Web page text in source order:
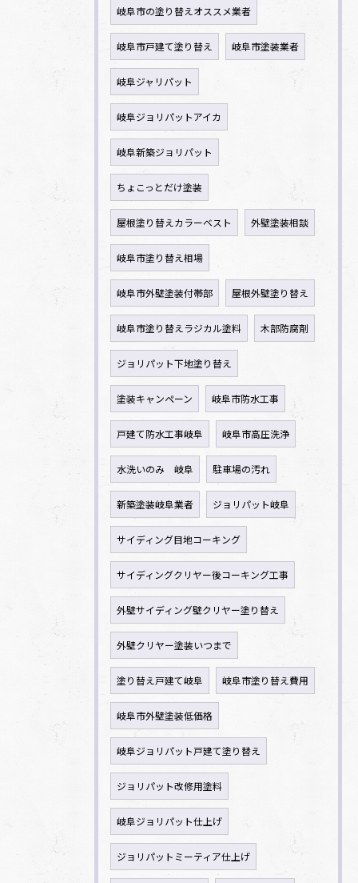
岐阜市の塗り替えオススメ業者
岐阜市戸建て塗り替え 岐阜市塗装業者
岐阜ジャリパット
岐阜ジョリパットアイカ
岐阜新築ジョリパット
ちょこっとだけ塗装
屋根塗り替えカラーベスト 外壁塗装相談
岐阜市塗り替え相場
岐阜市外壁塗装付帯部 屋根外壁塗り替え
岐阜市塗り替えラジカル塗料 木部防腐剤
ジョリパット下地塗り替え
塗装キャンペーン 岐阜市防水工事
戸建て防水工事岐阜 岐阜市高圧洗浄
水洗いのみ 岐阜 駐車場の汚れ
新築塗装岐阜業者 ジョリパット岐阜
サイディング目地コーキング
サイディングクリヤー後コーキング工事
外壁サイディング壁クリヤー塗り替え
外壁クリヤー塗装いつまで
塗り替え戸建て岐阜 岐阜市塗り替え費用
岐阜市外壁塗装低価格
岐阜ジョリパット戸建て塗り替え
ジョリパット改修用塗料
岐阜ジョリパット仕上げ
ジョリパットミーティア仕上げ